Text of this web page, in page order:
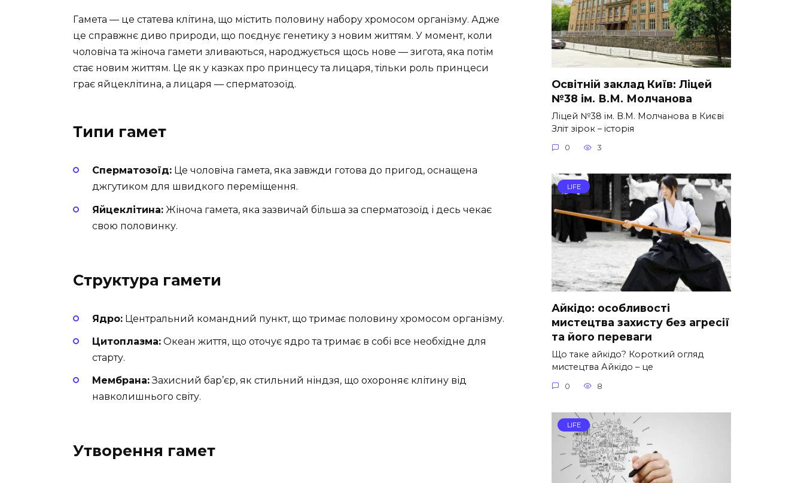
Гамета — це статева клітина, що містить половину набору хромосом організму. Адже
це справжнє диво природи, що поєднує генетику з новим життям. У момент, коли
чоловіча та жіноча гамети зливаються, народжується щось нове — зигота, яка потім
стає новим життям. Це як у казках про принцесу та лицаря, тільки роль принцеси
грає яйцеклітина, а лицаря — сперматозоїд.
Типи гамет
Сперматозоїд: Це чоловіча гамета, яка завжди готова до пригод, оснащена
джгутиком для швидкого переміщення.
Яйцеклітина: Жіноча гамета, яка зазвичай більша за сперматозоїд і десь чекає
свою половинку.
Структура гамети
Ядро: Центральний командний пункт, що тримає половину хромосом організму.
Цитоплазма: Океан життя, що оточує ядро ​​та тримає в собі все необхідне для
старту.
Мембрана:Захисний бар’єр, як стильний ніндзя, що охороняє клітину від
навколишнього світу.
Утворення гамет
Освітній заклад Київ: Ліцей
№38 ім. В.М. Молчанова
Ліцей №38 ім. В.М. Молчанова в Києві
Зліт зірок – історія
0 3
LIFE
Айкідо: особливості
мистецтва захисту без агресії
та його переваги
Що таке айкідо? Короткий огляд
мистецтва Айкідо – це
0 8
LIFE